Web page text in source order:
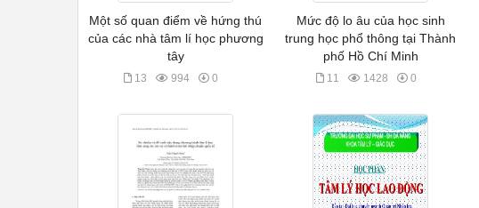
Một số quan điểm về hứng thú
của các nhà tâm lí học phương
tây
13 994 0
Mức độ lo âu của học sinh
trung học phổ thông tại Thành
phố Hồ Chí Minh
11 1428 0